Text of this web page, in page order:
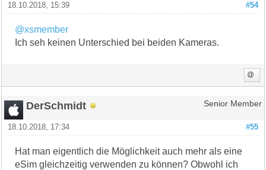
#54
18.10.2018, 15:39
@xsmember
Ich seh keinen Unterschied bei beiden Kameras.
DerSchmidt Senior Member
#55
18.10.2018, 17:34
Hat man eigentlich die Möglichkeit auch mehr als eine
eSim gleichzeitig verwenden zu können? Obwohl ich